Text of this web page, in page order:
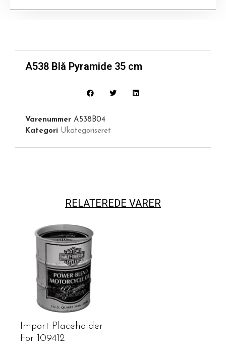
A538 Blå Pyramide 35 cm
Varenummer A538B04
Kategori Ukategoriseret
RELATEREDE VARER
Import Placeholder
For 109412